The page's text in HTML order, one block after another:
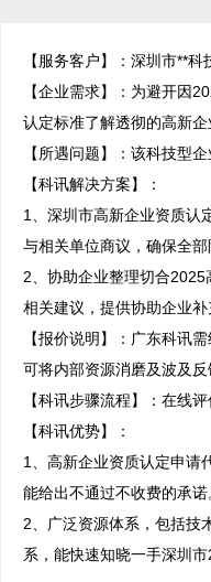
【服务客户】：深圳市**科
【企业需求】：为避开因
认定标准了解透彻的高新
【所遇问题】：该科技型
【科讯解决方案】：
1、深圳市高新企业资质
与相关单位商议，确保全部
2、协助企业整理切合
相关建议，提供协助企业
【报价说明】：广东科讯
可将内部资源消磨及波及反
【科讯步骤流程】：在
【科讯优势】：
1、高新企业资质认定申
能给出不通过不收费的承诺
2、广泛资源体系，包括技
系，能快速知晓一手深圳